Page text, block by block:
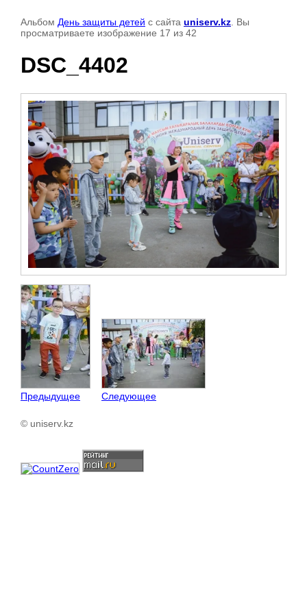
Альбом День защиты детей с сайта uniserv.kz . Вы
просматриваете изображение 17 из 42
DSC_4402
Предыдущее Следующее
© uniserv.kz